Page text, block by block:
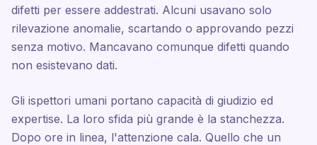
difetti per essere addestrati. Alcuni usavano solo
rilevazione anomalie, scartando o approvando pezzi
senza motivo. Mancavano comunque difetti quando
non esistevano dati.
Gli ispettori umani portano capacità di giudizio ed
expertise. La loro sfida più grande è la stanchezza.
Dopo ore in linea, l'attenzione cala. Quello che un